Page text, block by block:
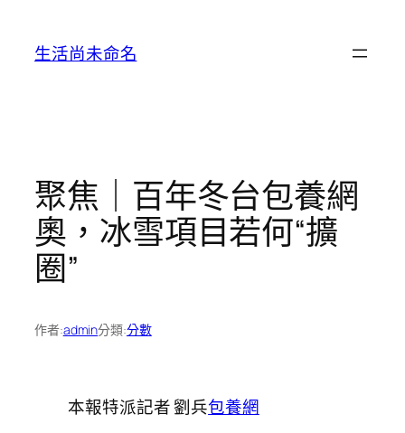
生活尚未命名
聚焦｜百年冬台包養網
奧，冰雪項目若何“擴
圈”
作者:admin分類:分數
本報特派記者 劉兵包養網